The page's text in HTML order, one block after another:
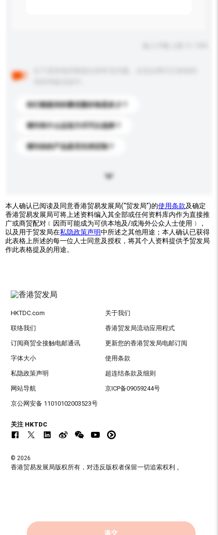
你们能提供的最优惠价格是多少？
请问有什么运送方式可以选择？
请问你的产品是否支持定制？
本人确认已阅读及同意香港贸易发展局(“贸发局”)的使用条款及确定
香港贸易发展局可将上述资料编入其全部或任何资料库内作为直接推
广或商贸配对﹝因而可能成为可供本地及/或海外公众人士使用﹞，
以及用于贸发局在私隐政策声明中所述之其他用途；本人确认已获得
此表格上所述的每一位人士同意及授权，将其个人资料提供予贸发局
作此表格提及的用途。
递交
HKTDC.com 关于我们
联络我们 香港贸发局流动应用程式
订阅商贸全接触电邮通讯 更新您的香港贸发局电邮订阅
字体大小 使用条款
私隐政策声明 超连结条款及细则
网站导航 京ICP备09059244号
京公网安备 11010102003523号
关注 HKTDC
© 2026
香港贸易发展局版权所有，对违反版权者保留一切追索权利 。